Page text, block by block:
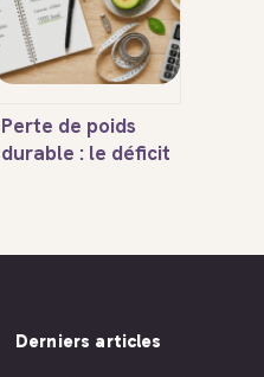
Perte de poids
durable : le déficit
résultats
Derniers articles